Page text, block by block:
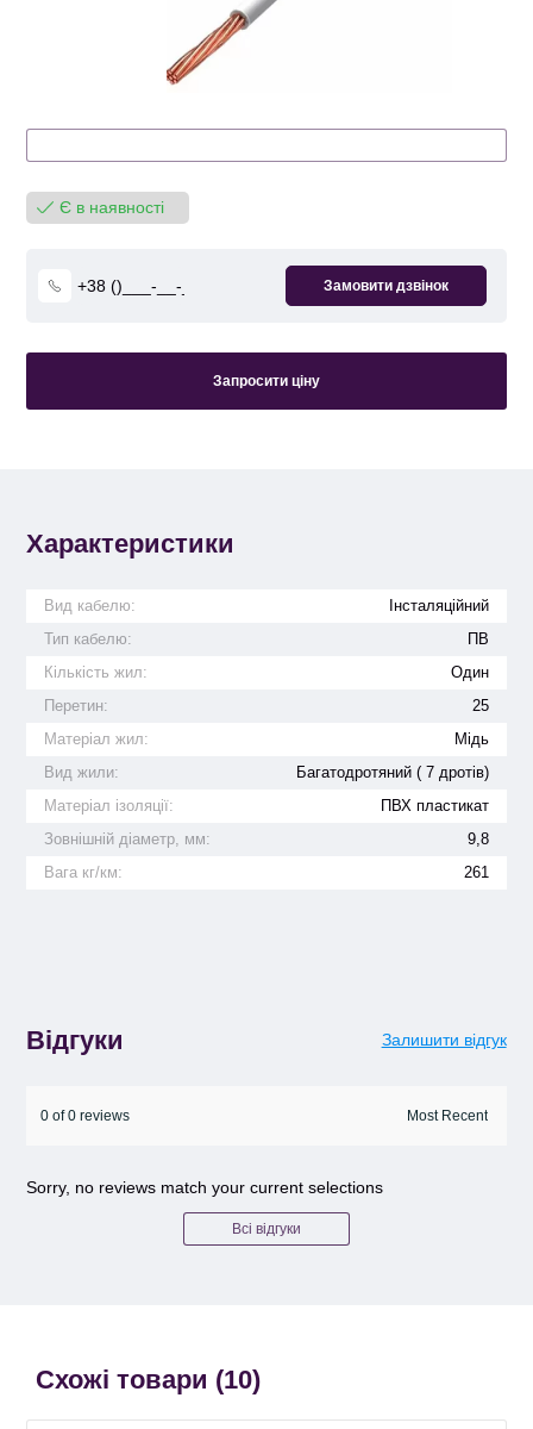
Є в наявності
Запросити ціну
Характеристики
Вид кабелю:
Інсталяційний
Тип кабелю:
ПВ
Кількість жил:
Один
Перетин:
25
Матеріал жил:
Мідь
Вид жили:
Багатодротяний ( 7 дротів)
Матеріал ізоляції:
ПВХ пластикат
Зовнішній діаметр, мм:
9,8
Вага кг/км:
261
Відгуки Залишити відгук
0 of 0 reviews
Sorry, no reviews match your current selections
Всі відгуки
Схожі товари (10)